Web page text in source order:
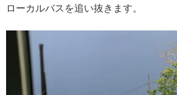
ローカルバスを追い抜きます。